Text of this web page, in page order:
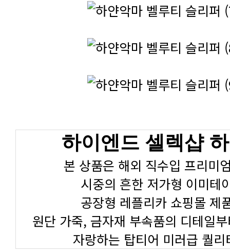
하이엔드 셀렉샵
본 상품은 해외 직수입 프리미
시중의 흔한 저가형 이미테
공장형 레플리카 쇼핑몰 제
원단 가죽, 금자재 부속품의 디테일
자랑하는 탑티어 미러급 퀄리